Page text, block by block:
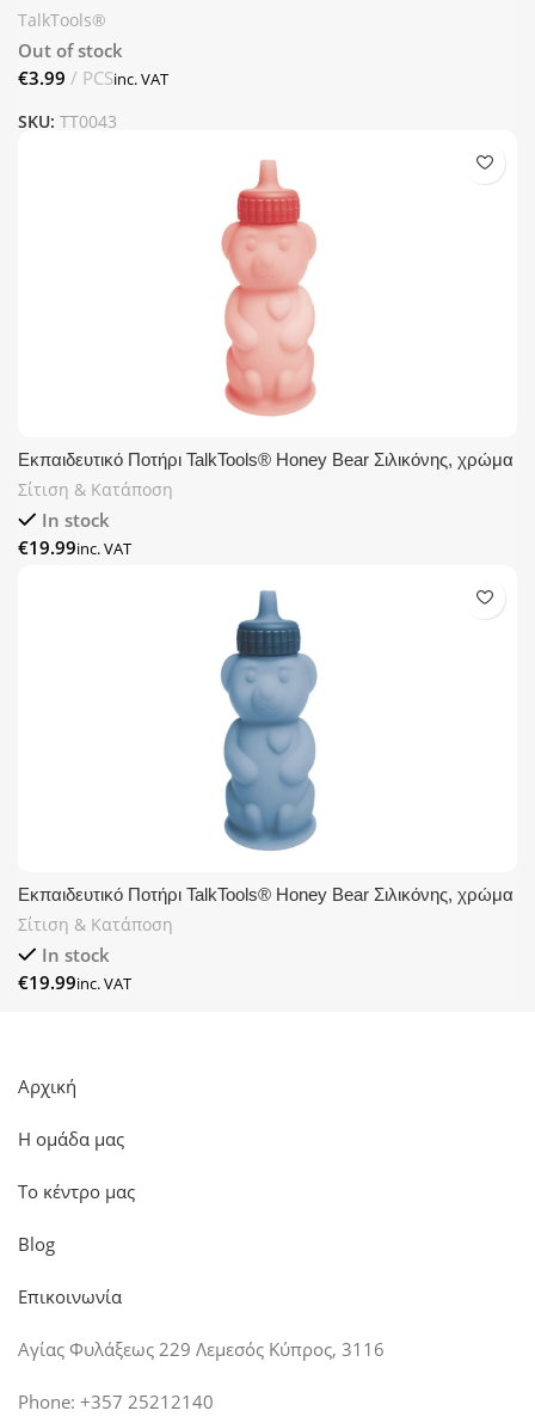
TalkTools®
Out of stock
€
SKU: TT0043
Εκπαιδευτικό Ποτήρι TalkTools® Honey Bear Σιλικόνης, χρώμα
Bubblegum
Σίτιση & Κατάποση
In stock
€
Εκπαιδευτικό Ποτήρι TalkTools® Honey Bear Σιλικόνης, χρώμα
Οcean
Σίτιση & Κατάποση
In stock
€
Αρχική
Η ομάδα μας
Το κέντρο μας
Blog
Επικοινωνία
Αγίας Φυλάξεως 229 Λεμεσός Κύπρος, 3116
Phone: +357 25212140